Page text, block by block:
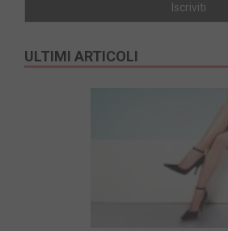
ULTIMI ARTICOLI